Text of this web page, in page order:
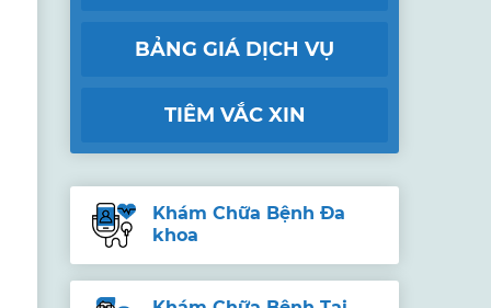
BẢNG GIÁ DỊCH VỤ
TIÊM VẮC XIN
Khám Chữa Bệnh Đa
khoa